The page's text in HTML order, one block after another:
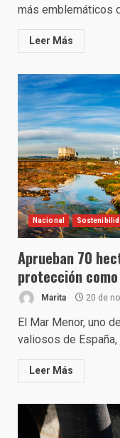
más emblemáticos
Leer Más
Nacional
Aprueban 70
protección
Marita 20 de
El Mar Menor, uno
valiosos de
Leer Más